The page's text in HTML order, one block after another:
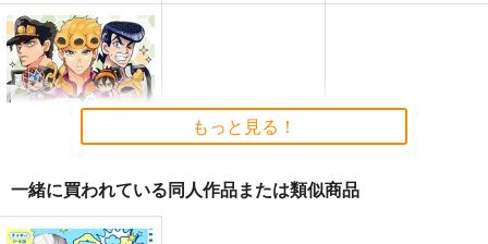
もっと見る！
一緒に買われている同人作品または類似商品